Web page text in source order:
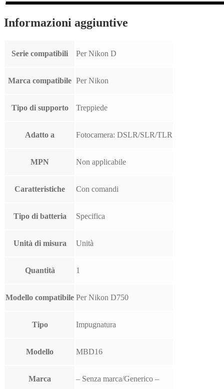
Informazioni aggiuntive
Serie compatibili Per Nikon D
Marca compatibile Per Nikon
Tipo di supporto Treppiede
Adatto a Fotocamera: DSLR/SLR/TLR
MPN Non applicabile
Caratteristiche Con comandi
Tipo di batteria Specifica
Unità di misura Unità
Quantità 1
Modello compatibile Per Nikon D750
Tipo Impugnatura
Modello MBD16
Marca – Senza marca/Generico –